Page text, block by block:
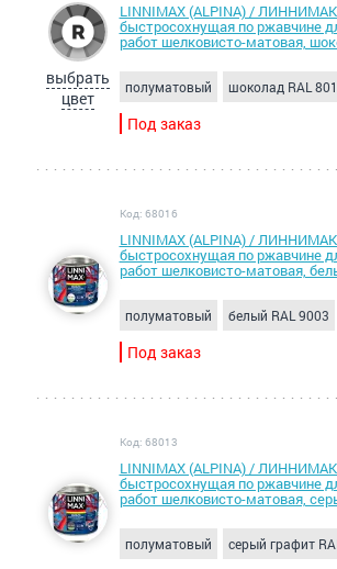
выбрать
цвет
LINNIMAX (ALPINA) /
быстросохнущая по ржавчине
работ шелковисто-матовая,
полуматовый шоколад RAL
Под заказ
Код: 68016
LINNIMAX (ALPINA) /
быстросохнущая по ржавчине
работ шелковисто-матовая,
полуматовый белый RAL 9003
Под заказ
Код: 68013
LINNIMAX (ALPINA) /
быстросохнущая по ржавчине
работ шелковисто-матовая,
полуматовый серый графит